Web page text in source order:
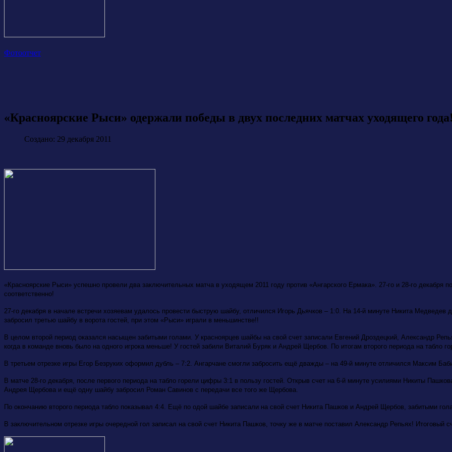
Фотоотчет
«Красноярские Рыси» одержали победы в двух последних матчах уходящего
Создано: 29 декабря 2011
«Красноярские Рыси» успешно провели два заключительных матча в уходящем 2011 году против «Ангарского Ермака». 27-го и 28-го
соответственно!
27-го декабря в начале встречи хозяевам удалось провести быструю шайбу, отличился Игорь Дьячков – 1:0. На 14-й минуте Никита
забросил третью шайбу в ворота гостей, при этом «Рыси» играли в меньшинстве!!
В целом второй период оказался насыщен забитыми голами. У красноярцев шайбы на свой счет записали Евгений Дроздецкий, Александр
когда в команде вновь было на одного игрока меньше! У гостей забили Виталий Буряк и Андрей Щербов. По итогам второго периода на табло
В третьем отрезке игры Егор Безруких оформил дубль – 7:2. Ангарчане смогли забросить ещё дважды – на 49-й минуте отличился Максим
В матче 28-го декабря, после первого периода на табло горели цифры 3:1 в пользу гостей. Открыв счет на 6-й минуте усилиями Никиты
Андрея Щербова и ещё одну шайбу забросил Роман Савинов с передачи все того же Щербова.
По окончанию второго периода табло показывал 4:4. Ещё по одой шайбе записали на свой счет Никита Пашков и Андрей Щербов, забитыми
В заключительном отрезке игры очередной гол записал на свой счет Никита Пашков, точку же в матче поставил Александр Репьях! Итоговый